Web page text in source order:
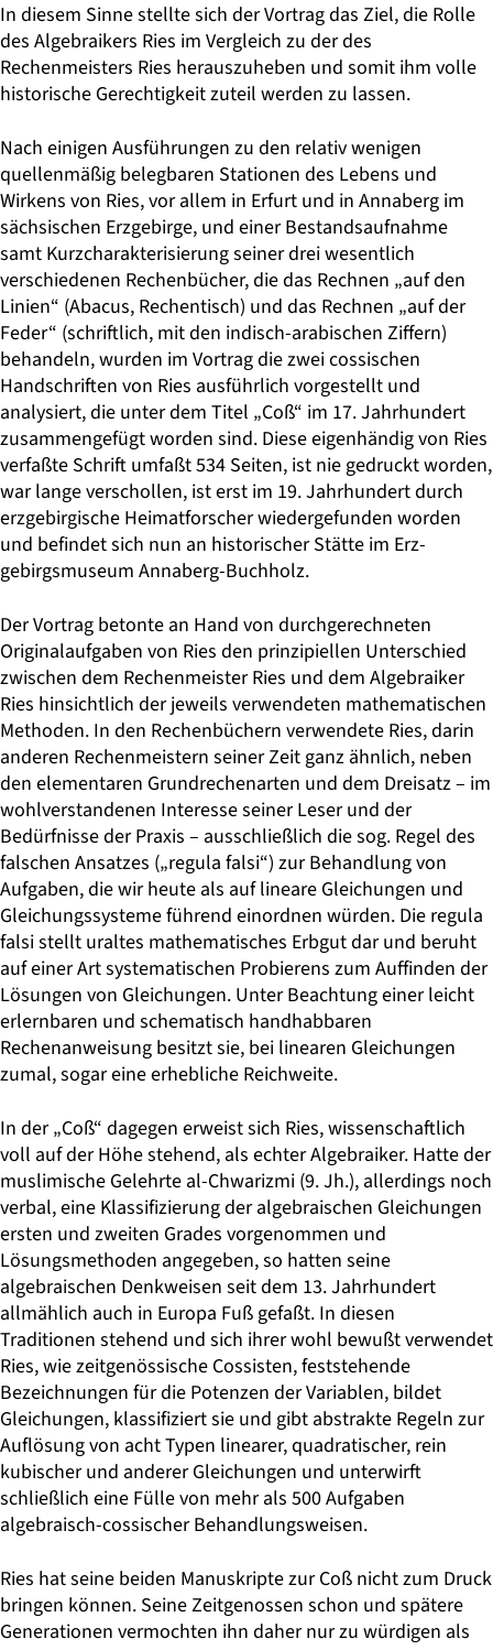
In diesem Sinne stellte sich der Vortrag das Ziel, die Rolle
des Algebraikers Ries im Vergleich zu der des
Rechenmeisters Ries herauszuheben und somit ihm volle
historische Gerechtigkeit zuteil werden zu lassen.
Nach einigen Ausführungen zu den relativ wenigen
quellenmäßig belegbaren Stationen des Lebens und
Wirkens von Ries, vor allem in Erfurt und in Annaberg im
sächsischen Erzgebirge, und einer Bestandsaufnahme
samt Kurzcharakterisierung seiner drei wesentlich
verschiedenen Rechenbücher, die das Rechnen „auf den
Linien“ (Abacus, Rechentisch) und das Rechnen „auf der
Feder“ (schriftlich, mit den indisch-arabischen Ziffern)
behandeln, wurden im Vortrag die zwei cossischen
Handschriften von Ries ausführlich vorgestellt und
analysiert, die unter dem Titel „Coß“ im 17. Jahrhundert
zusammengefügt worden sind. Diese eigenhändig von Ries
verfaßte Schrift umfaßt 534 Seiten, ist nie gedruckt worden,
war lange verschollen, ist erst im 19. Jahrhundert durch
erzgebirgische Heimat­forscher wiedergefunden worden
und befindet sich nun an historischer Stätte im Erz­
gebirgsmuseum Annaberg-Buchholz.
Der Vortrag betonte an Hand von durchgerechneten
Originalaufgaben von Ries den prinzipiellen Unterschied
zwischen dem Rechenmeister Ries und dem Algebraiker
Ries hinsichtlich der jeweils verwendeten mathematischen
Methoden. In den Rechenbüchern verwendete Ries, darin
anderen Rechenmeistern seiner Zeit ganz ähnlich, neben
den elementaren Grundrechenarten und dem Dreisatz – im
wohl­verstandenen Interesse seiner Leser und der
Bedürfnisse der Praxis – ausschließlich die sog. Regel des
falschen Ansatzes („regula falsi“) zur Behandlung von
Aufgaben, die wir heute als auf lineare Gleichungen und
Gleichungssysteme führend einordnen würden. Die regula
falsi stellt uraltes mathematisches Erbgut dar und beruht
auf einer Art systematischen Probierens zum Auffinden der
Lösungen von Gleichungen. Unter Beachtung einer leicht
erlernbaren und schematisch handhabbaren
Rechenanweisung besitzt sie, bei linearen Gleichungen
zumal, sogar eine erhebliche Reichweite.
In der „Coß“ dagegen erweist sich Ries, wissenschaftlich
voll auf der Höhe stehend, als echter Algebraiker. Hatte der
muslimische Gelehrte al-Chwarizmi (9. Jh.), allerdings noch
verbal, eine Klassifizierung der algebraischen Gleichungen
ersten und zweiten Grades vorgenommen und
Lösungsmethoden angegeben, so hatten seine
algebraischen Denkweisen seit dem 13. Jahrhundert
allmählich auch in Europa Fuß gefaßt. In diesen
Traditionen stehend und sich ihrer wohl bewußt verwendet
Ries, wie zeitgenössische Cossisten, feststehende
Bezeichnungen für die Potenzen der Variablen, bildet
Gleichungen, klassifiziert sie und gibt abstrakte Regeln zur
Auflösung von acht Typen linearer, quadratischer, rein
kubischer und anderer Gleichungen und unterwirft
schließlich eine Fülle von mehr als 500 Aufgaben
algebraisch-cossischer Behandlungsweisen.
Ries hat seine beiden Manuskripte zur Coß nicht zum Druck
bringen können. Seine Zeitgenossen schon und spätere
Generationen vermochten ihn daher nur zu würdigen als